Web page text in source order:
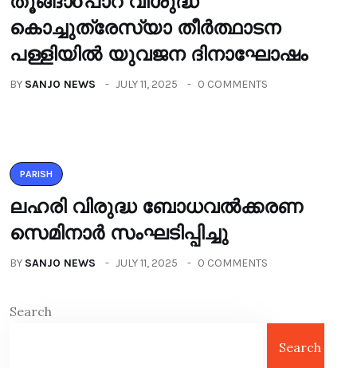
കൊച്ചുത്രേസ്യാ തീർത്ഥാടന
പള്ളിയിൽ യുവജന ദിനാഘോഷം
BY SANJO NEWS JULY 11, 2025 0 COMMENTS
PARISH
ലഹരി വിരുദ്ധ ബോധവൽക്കരണ
സെമിനാർ സംഘടിപ്പിച്ചു
BY SANJO NEWS JULY 11, 2025 0 COMMENTS
Search
Search